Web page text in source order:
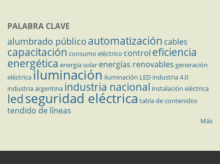
PALABRA CLAVE
alumbrado público automatización cables
capacitación consumo eléctrico control eficiencia
energética energía solar energías renovables generación
eléctricailuminación iluminación LED industria 4.0
industria argentina industria nacional instalación eléctrica
ledseguridad eléctrica tabla de contenidos
tendido de líneas
Más